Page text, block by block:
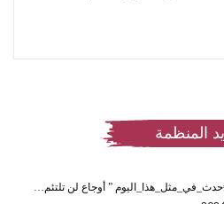
المنظمة
” أوجاع لن تلتئم…